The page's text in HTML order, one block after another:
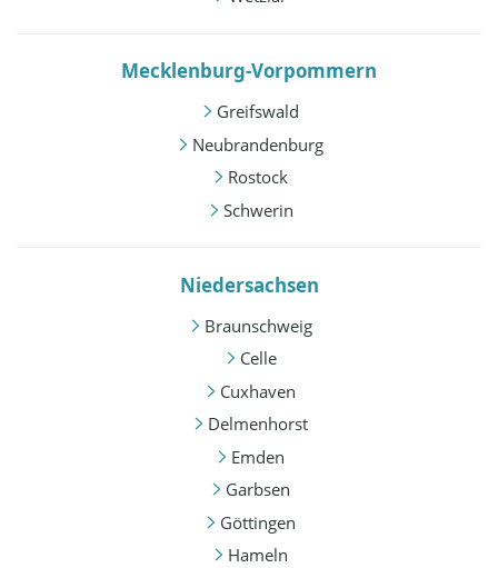
Mecklenburg-Vorpommern
Greifswald
Neubrandenburg
Rostock
Schwerin
Niedersachsen
Braunschweig
Celle
Cuxhaven
Delmenhorst
Emden
Garbsen
Göttingen
Hameln